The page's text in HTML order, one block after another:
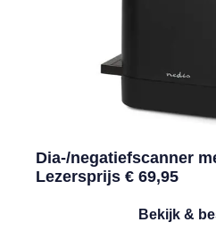
Dia-/negatiefscanner
Lezersprijs € 69,95
Bekijk &